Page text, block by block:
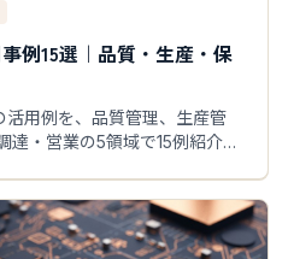
例15選｜品質・生産・保
活用例を、品質管理、生産管
達・営業の5領域で15例紹介。